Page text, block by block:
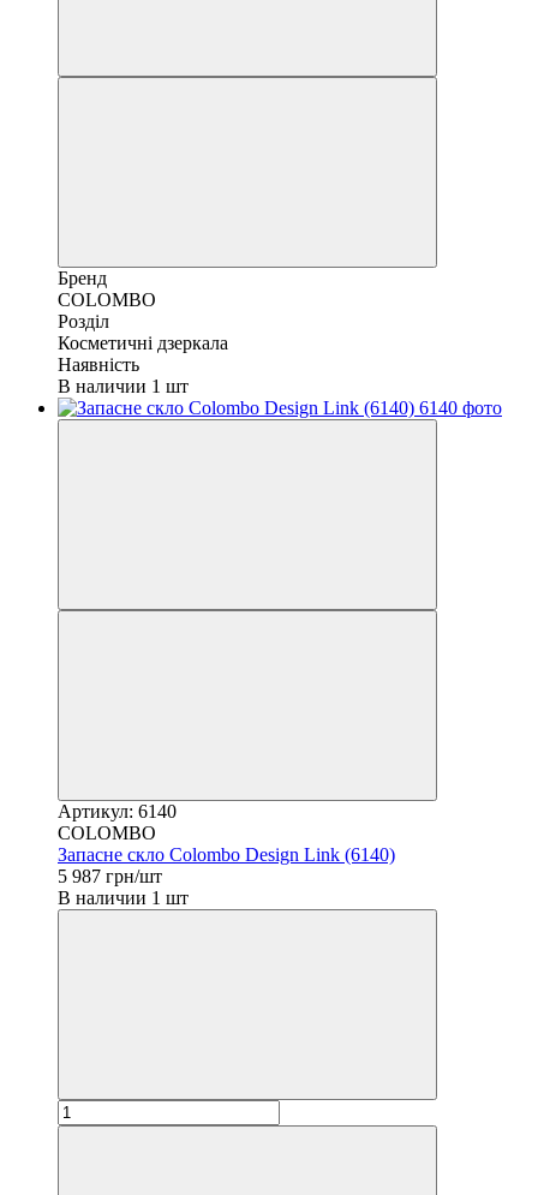
Бренд
COLOMBO
Розділ
Косметичні дзеркала
Наявність
В наличии 1 шт
Артикул: 6140
COLOMBO
Запасне скло Colombo Design Link (6140)
5 987 грн/шт
В наличии 1 шт